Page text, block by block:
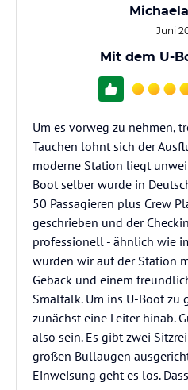
Michaela
Juni
Mit dem U-
Um es vorweg zu nehmen,
Tauchen lohnt sich der
moderne Station liegt
Boot selber wurde in
50 Passagieren plus Crew
geschrieben und der
professionell - ähnlich wie
wurden wir auf der Station
Gebäck und einem
Smaltalk. Um ins U-Boot zu
zunächst eine Leiter hinab.
also sein. Es gibt zwei
großen Bullaugen
Einweisung geht es los.